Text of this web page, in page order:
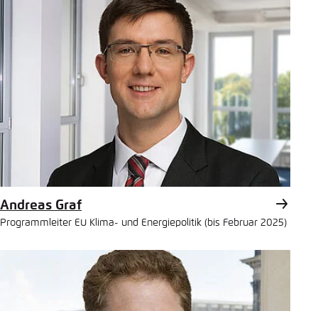
Andreas Graf
Programmleiter EU Klima- und Energiepolitik (bis Februar 2025)